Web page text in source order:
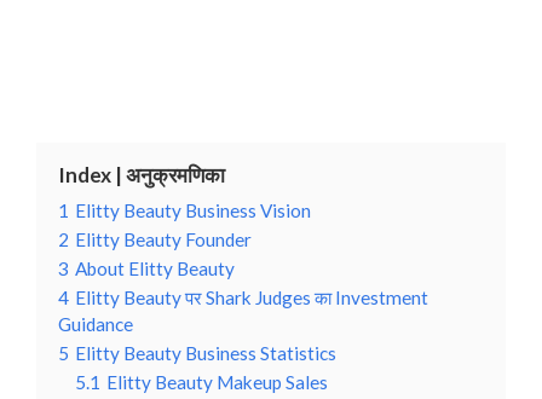
Index | अनुक्रमणिका
1 Elitty Beauty Business Vision
2 Elitty Beauty Founder
3 About Elitty Beauty
4 Elitty Beauty पर Shark Judges का Investment
Guidance
5 Elitty Beauty Business Statistics
5.1 Elitty Beauty Makeup Sales